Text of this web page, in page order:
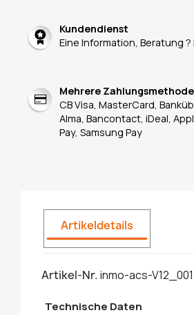
Kundendienst
Eine Information, Beratung
Mehrere
CB Visa, MasterCard,
Alma, Bancontact, iDeal,
Pay, Samsung Pay
Artikeldetails
Artikel-Nr. inmo-acs-V12_001
Technische Daten